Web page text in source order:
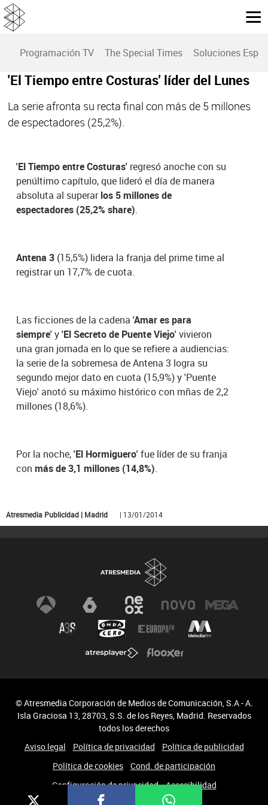
Programación TV The Special Times Soluciones
'El Tiempo entre Costuras' líder del Lunes
La serie afronta su recta final con más de 5 millones
de espectadores (25,2%).
'El Tiempo entre Costuras' regresó anoche con su
penúltimo capítulo, que lideró el día de manera
absoluta al superarlos 5 millones de
espectadores (25,2% share).
Antena 3 (15,5%) lidera la franja del prime time al
registrar un 17,7% de cuota.
Las ficciones de la cadena'Amar es para
siempre'y'El Secreto de Puente Viejo'vivieron
una gran jornada en lo que se refiere a audiencias:
la serie de la sobremesa de Antena 3 logra su
segundo mejor dato en cuota (15,9%) y 'Puente
Viejo' anotó su máximo histórico con mñas de 2,2
millones (18,6%).
Por la noche,'El Hormiguero'fue líder de su franja
conmás de 3,1 millones (14,8%).
Atresmedia Publicidad | Madrid | 13/01/2014
© Atresmedia Corporación de Medios de Comunicación, S.A - A.
Isla Graciosa 13, 28703, S.S. de los Reyes, Madrid. Reservados
todos los derechos
Aviso legal
Política de privacidad
Política de publicidad
Política de cookies
Cond. de participación
Configuración de privacidad
Accesibilidad